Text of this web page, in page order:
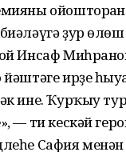
ҙур
Инсаф
йәштәге ирҙе
ине. Ҡурҡыу
— ти кескәй
Сафия